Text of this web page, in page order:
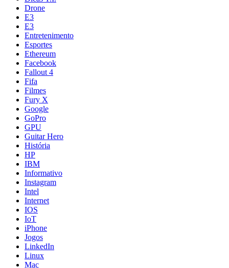
Drone
E3
E3
Entretenimento
Esportes
Ethereum
Facebook
Fallout 4
Fifa
Filmes
Fury X
Google
GoPro
GPU
Guitar Hero
História
HP
IBM
Informativo
Instagram
Intel
Internet
IOS
IoT
iPhone
Jogos
LinkedIn
Linux
Mac